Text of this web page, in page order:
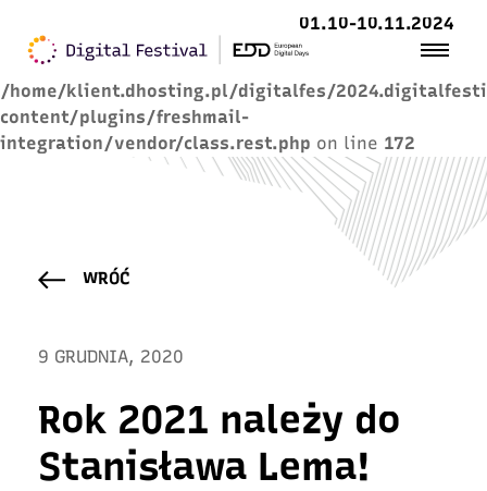
Warning : Trying to access array offset on value of
type null in
/home/klient.dhosting.pl/digitalfes/
content/plugins/freshmail-
integration/vendor/class.rest.php on line 172
01.10-10.11.2024
WRÓĆ
9 GRUDNIA, 2020
Rok 2021 należy do
Stanisława Lema!